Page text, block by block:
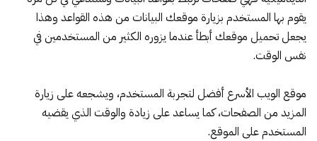
يقوم بها المستخدم بزيارة موقعك البيانات من هذه القواعد وهذا
يجعل تحميل موقعك أبطأ عندما يزوره الكثير من المستخدمين في
نفس الوقت.
موقع الويب الأسرع أفضل لتجربة المستخدم، ويشجعه على زيارة
المزيد من الصفحات، كما يساعد على زيادة والوقت الذي يقضيه
المستخدم على الموقع.